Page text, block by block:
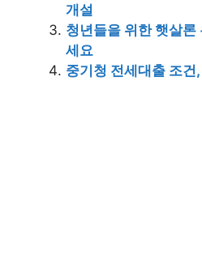
개설
청년들을 위한 햇살론
세요
중기청 전세대출 조건